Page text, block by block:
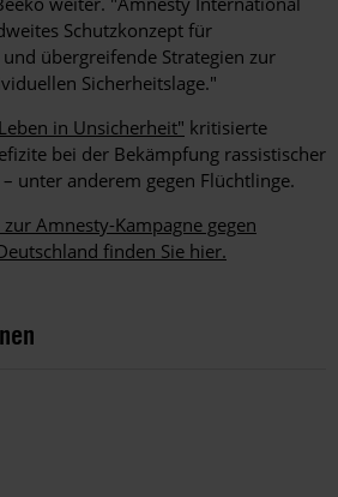
Schutzkonzept für
übergreifende Strategien zur
Sicherheitslage."
in Unsicherheit" kritisierte
bei der Bekämpfung rassistischer
unter anderem gegen Flüchtlinge.
Amnesty-Kampagne gegen
finden Sie hier.